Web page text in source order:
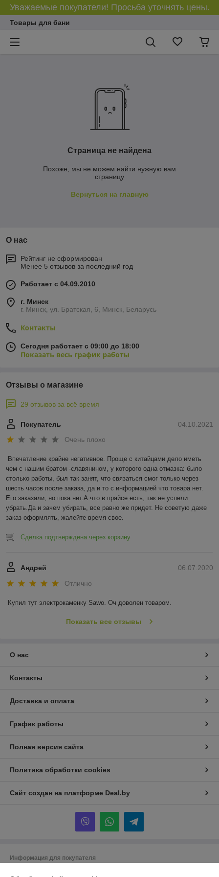
Уважаемые покупатели! Просьба уточнять цены.
Товары для бани
Страница не найдена
Похоже, мы не можем найти нужную вам
страницу
Вернуться на главную
О нас
Рейтинг не сформирован
Менее 5 отзывов за последний год
Работает с 04.09.2010
г. Минск
г. Минск, ул. Братская, 6, Минск, Беларусь
Контакты
Сегодня работает с 09:00 до 18:00
Показать весь график работы
Отзывы о магазине
29 отзывов за всё время
04.10.2021
Покупатель
Очень плохо
Впечатление крайне негативное. Проще с китайцами дело иметь
чем с нашим братом -славянином, у которого одна отмазка: было
столько работы, был так занят, что связаться смог только через
шесть часов после заказа, да и то с информацией что товара нет.
Его заказали, но пока нет.А что в прайсе есть, так не успели
убрать.Да и зачем убирать, все равно же придет. Не советую даже
заказ оформлять, жалейте время свое.
Сделка подтверждена через корзину
06.07.2020
Андрей
Отлично
Купил тут электрокаменку Sawo. Оч доволен товаром.
Показать все отзывы
О нас
Контакты
Доставка и оплата
График работы
Полная версия сайта
Политика обработки cookies
Сайт создан на платформе Deal.by
Информация для покупателя